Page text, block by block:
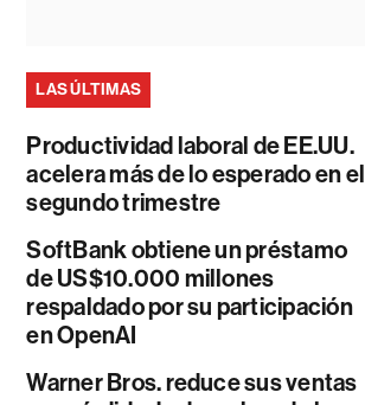
LAS ÚLTIMAS
Productividad laboral de EE.UU.
acelera más de lo esperado en el
segundo trimestre
SoftBank obtiene un préstamo
de US$10.000 millones
respaldado por su participación
en OpenAI
Warner Bros. reduce sus ventas